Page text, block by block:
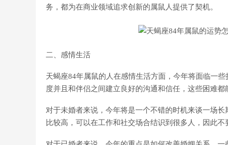
务，都为在商业领域追求创新的属鼠人提供了契机。
二、感情生活
天蝎座84年属鼠的人在感情生活方面，今年将面临一
度并且和伴侣之间建立良好的沟通和信任，这些困难都
对于未婚者来说，今年将是一个不错的时机来谈一场
比较高，可以在工作和社交场合结识到很多人，因此不